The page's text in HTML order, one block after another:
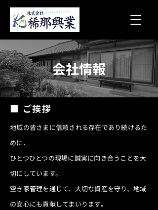
会社情報
■ ご挨拶
地域の皆さまに信頼される存在であり続けるた
めに、
ひとつひとつの現場に誠実に向き合うことを大
切にしています。
空き家管理を通じて、大切な資産を守り、地域
の安心にも貢献してまいります。